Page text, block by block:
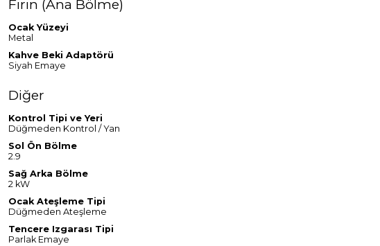
Fırın (Ana Bölme)
Ocak Yüzeyi
Metal
Kahve Beki Adaptörü
Siyah Emaye
Diğer
Kontrol Tipi ve Yeri
Düğmeden Kontrol / Yan
Sol Ön Bölme
2.9
Sağ Arka Bölme
2 kW
Ocak Ateşleme Tipi
Düğmeden Ateşleme
Tencere Izgarası Tipi
Parlak Emaye